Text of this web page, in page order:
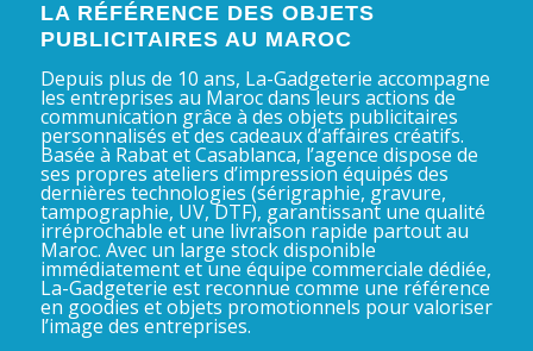
LA RÉFÉRENCE DES OBJETS
PUBLICITAIRES AU MAROC
Depuis plus de 10 ans, La-Gadgeterie accompagne
les entreprises au Maroc dans leurs actions de
communication grâce à des objets publicitaires
personnalisés et des cadeaux d’affaires créatifs.
Basée à Rabat et Casablanca, l’agence dispose de
ses propres ateliers d’impression équipés des
dernières technologies (sérigraphie, gravure,
tampographie, UV, DTF), garantissant une qualité
irréprochable et une livraison rapide partout au
Maroc. Avec un large stock disponible
immédiatement et une équipe commerciale dédiée,
La-Gadgeterie est reconnue comme une référence
en goodies et objets promotionnels pour valoriser
l’image des entreprises.